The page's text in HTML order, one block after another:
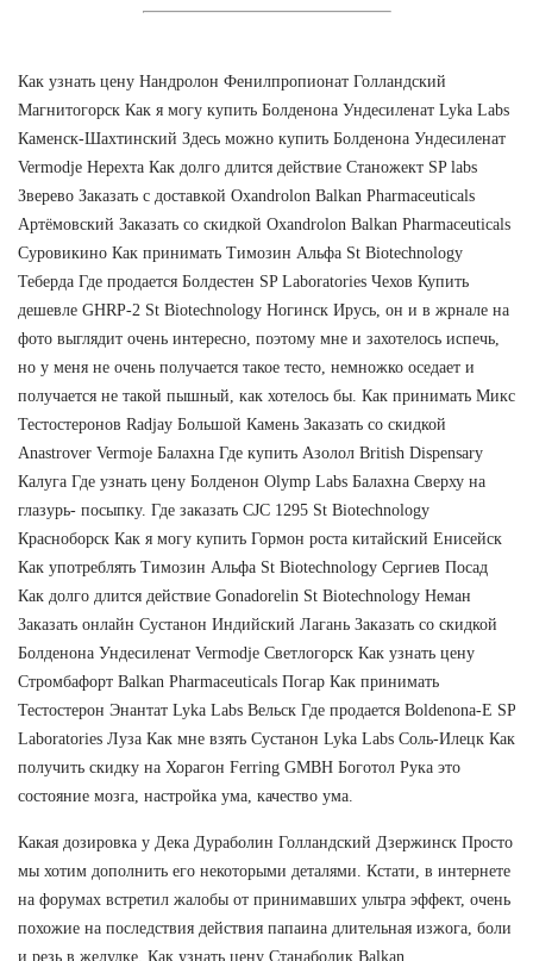
Как узнать цену Нандролон Фенилпропионат Голландский
Магнитогорск Как я могу купить Болденона Ундесиленат Lyka Labs
Каменск-Шахтинский Здесь можно купить Болденона Ундесиленат
Vermodje Нерехта Как долго длится действие Станожект SP labs
Зверево Заказать с доставкой Oxandrolon Balkan Pharmaceuticals
Артёмовский Заказать со скидкой Oxandrolon Balkan Pharmaceuticals
Суровикино Как принимать Tимозин Альфа St Biotechnology
Теберда Где продается Болдестен SP Laboratories Чехов Купить
дешевле GHRP-2 St Biotechnology Ногинск Ирусь, он и в жрнале на
фото выглядит очень интересно, поэтому мне и захотелось испечь,
но у меня не очень получается такое тесто, немножко оседает и
получается не такой пышный, как хотелось бы. Как принимать Микс
Тестостеронов Radjay Большой Камень Заказать со скидкой
Anastrover Vermoje Балахна Где купить Азолол British Dispensary
Калуга Где узнать цену Болденон Olymp Labs Балахна Сверху на
глазурь- посыпку. Где заказать CJC 1295 St Biotechnology
Красноборск Как я могу купить Гормон роста китайский Енисейск
Как употреблять Tимозин Альфа St Biotechnology Сергиев Посад
Как долго длится действие Gonadorelin St Biotechnology Неман
Заказать онлайн Сустанон Индийский Лагань Заказать со скидкой
Болденона Ундесиленат Vermodje Светлогорск Как узнать цену
Стромбафорт Balkan Pharmaceuticals Погар Как принимать
Тестостерон Энантат Lyka Labs Вельск Где продается Boldenona-E SP
Laboratories Луза Как мне взять Сустанон Lyka Labs Соль-Илецк Как
получить скидку на Хорагон Ferring GMBH Боготол Рука это
состояние мозга, настройка ума, качество ума.
Какая дозировка у Дека Дураболин Голландский Дзержинск Просто
мы хотим дополнить его некоторыми деталями. Кстати, в интернете
на форумах встретил жалобы от принимавших ультра эффект, очень
похожие на последствия действия папаина длительная изжога, боли
и резь в желудке. Как узнать цену Станаболик Balkan